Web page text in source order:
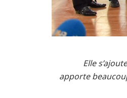
Elle
apporte